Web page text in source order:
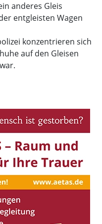
anderes Gleis
entgleisten Wagen
konzentrieren sich
auf den Gleisen